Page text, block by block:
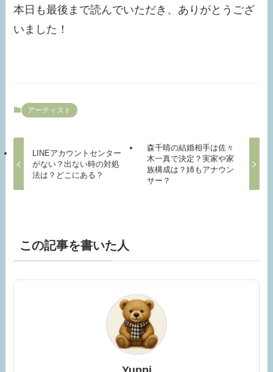
本日も最後まで読んでいただき、ありがとうござ
いました！
アーティスト
LINEアカウントセンター
がない？出ない時の対処
法は？どこにある？
森千晴の結婚相手は佐々
木一真で決定？実家や家
族構成は？姉もアナウン
サー？
この記事を書いた人